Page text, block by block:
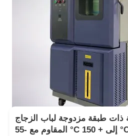
ذات طبقة مزدوجة لباب الزجاج
المقاوم مع -55 °C إلى + 150 °C ومدى ± 2.5%R.H